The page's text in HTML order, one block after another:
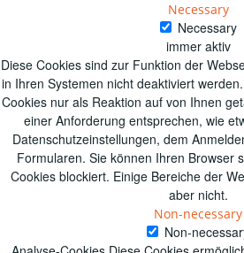
Necessary
Necessary
immer aktiv
Diese Cookies sind zur Funktion der
in Ihren Systemen nicht deaktiviert
Cookies nur als Reaktion auf von Ihnen
einer Anforderung entsprechen, wie
Datenschutzeinstellungen, dem
Formularen. Sie können Ihren Browser
Cookies blockiert. Einige Bereiche der
aber nicht.
Non-necessary
Non-